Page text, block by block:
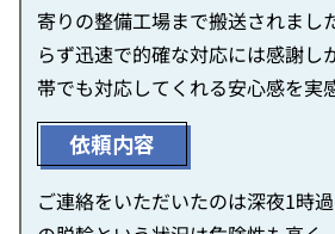
寄りの整備工場まで搬送されまし
らず迅速で的確な対応には感謝し
帯でも対応してくれる安心感を実
依頼内容
ご連絡をいただいたのは深夜1時